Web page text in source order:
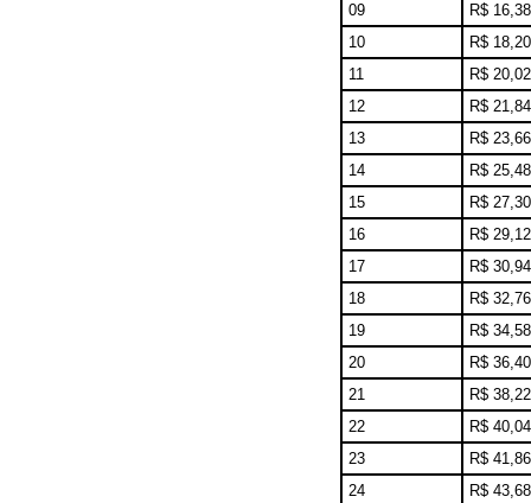
09
R$ 16,38
10
R$ 18,20
11
R$ 20,02
12
R$ 21,84
13
R$ 23,66
14
R$ 25,48
15
R$ 27,30
16
R$ 29,12
17
R$ 30,94
18
R$ 32,76
19
R$ 34,58
20
R$ 36,40
21
R$ 38,22
22
R$ 40,04
23
R$ 41,86
24
R$ 43,68